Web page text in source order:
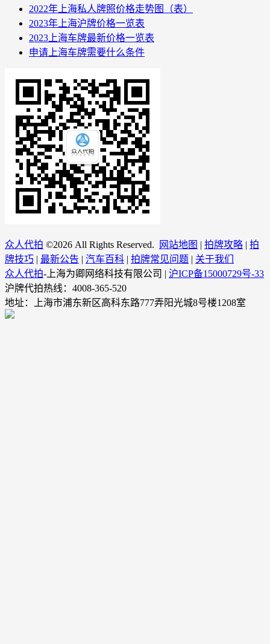
2022年上海私人牌照价格走势图（表）
2023年上海沪牌价格一览表
2023上海车牌最新价格一览表
申请上海车牌需要什么条件
众人代拍 ©2026 All Rights Reserved. 网站地图 | 拍牌攻略 | 拍
牌技巧 | 最新公告 | 汽车百科 | 拍牌常见问题 | 关于我们
众人代拍-上海为卿网络科技有限公司 | 沪ICP备15000729号-33
沪牌代拍热线：4008-365-520
地址：上海市浦东新区高科东路777弄阳光城8号楼1208室